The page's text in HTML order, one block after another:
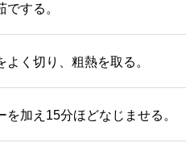
する。
く切り、粗熱を取る。
加え15分ほどなじませる。